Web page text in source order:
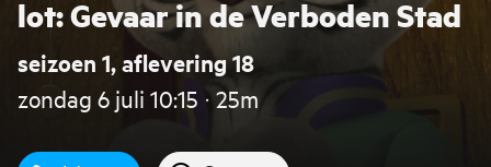
lot: Gevaar in de Verboden Stad
seizoen 1, aflevering 18
zondag 6 juli 10:15 ‧ 25m